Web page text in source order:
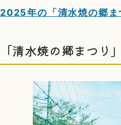
2025年の「清水焼の郷ま
「清水焼の郷まつり